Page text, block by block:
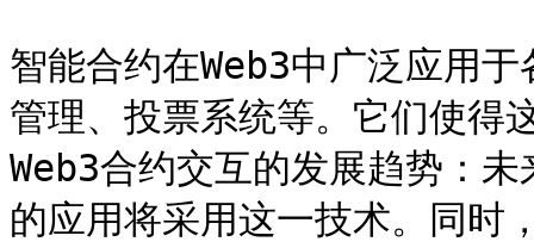
智能合约在Web3中广泛应用
管理、投票系统等。它们使得
Web3合约交互的发展趋势：
的应用将采用这一技术。同时